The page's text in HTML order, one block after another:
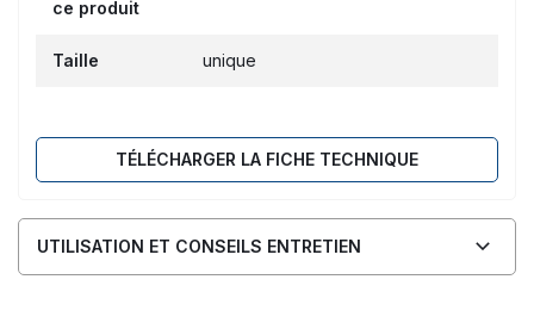
ce produit
Taille unique
TÉLÉCHARGER LA FICHE TECHNIQUE
UTILISATION ET CONSEILS ENTRETIEN